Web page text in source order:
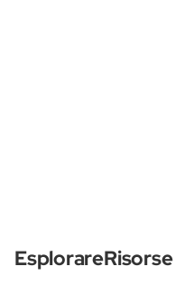
EsplorareRisorse